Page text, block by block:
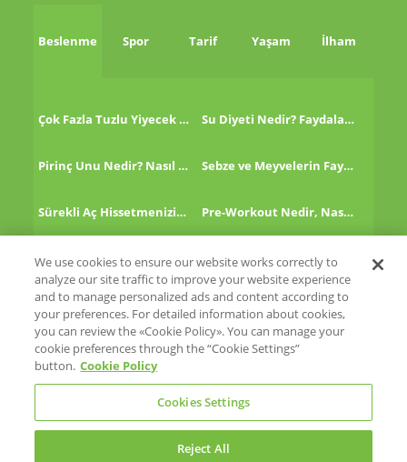
Beslenme Spor Tarif Yaşam İlham
Çok Fazla Tuzlu Yiyecek Tükettikten Sonra Ne Yapmalı? Su Diyeti Nedir? Faydaları Nelerdir?
Pirinç Unu Nedir? Nasıl Tüketilir? Sebze ve Meyvelerin Faydaları!
Sürekli Aç Hissetmenizin 8 Nedeni! Pre-Workout Nedir, Nasıl Kullanılır?
Kinoa Nedir, Nasıl Tüketilir?
Eti Cicibebe
Glutensiz Hayat
We use cookies to ensure our website works correctly to
analyze our site traffic to improve your website experience
and to manage personalized ads and content according to
your preferences. For detailed information about cookies,
you can review the «Cookie Policy». You can manage your
cookie preferences through the “Cookie Settings”
button. Cookie Policy
Cookies Settings
Reject All